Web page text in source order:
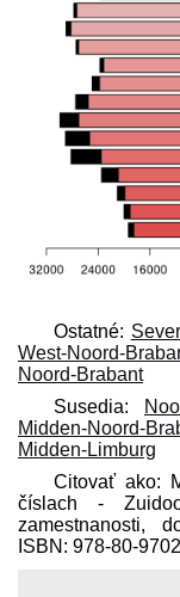
Ostatné:
West-Noord-
Noord-Brabant
Susedia:
Midden-Noord-
Midden-Limburg
Citovať ako:
číslach -
zamestnanosti,
ISBN: 978-80-